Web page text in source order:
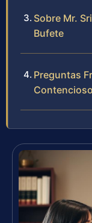
Sobre Mr.
Bufete
Preguntas